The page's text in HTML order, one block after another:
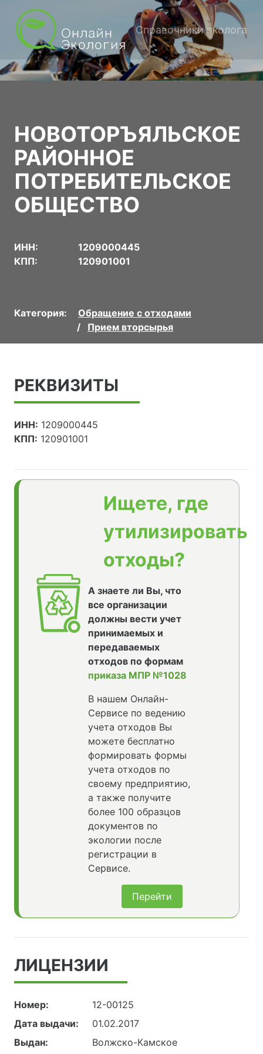
Справочники эколога
НОВОТОРЪЯЛЬСКОЕ
РАЙОННОЕ
ПОТРЕБИТЕЛЬСКОЕ
ОБЩЕСТВО
ИНН:
1209000445
КПП:
120901001
Категория:
Обращение с отходами
Прием вторсырья
РЕКВИЗИТЫ
ИНН: 1209000445
КПП: 120901001
Ищете, где
утилизировать
отходы?
А знаете ли Вы, что
все организации
должны вести учет
принимаемых и
передаваемых
отходов по формам
приказа МПР №1028
В нашем Онлайн-
Сервисе по ведению
учета отходов Вы
можете бесплатно
формировать формы
учета отходов по
своему предприятию,
а также получите
более 100 образцов
документов по
экологии после
регистрации в
Сервисе.
Перейти
ЛИЦЕНЗИИ
Номер:
12-00125
Дата выдачи:
01.02.2017
Выдан:
Волжско-Камское